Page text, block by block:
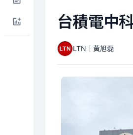
台積電中
LTN｜黃旭磊